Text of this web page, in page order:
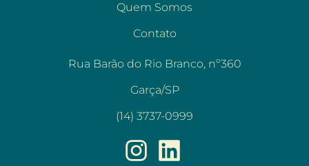
Quem Somos
Contato
Rua Barão do Rio Branco, nº360
Garça/SP
(14) 3737-0999